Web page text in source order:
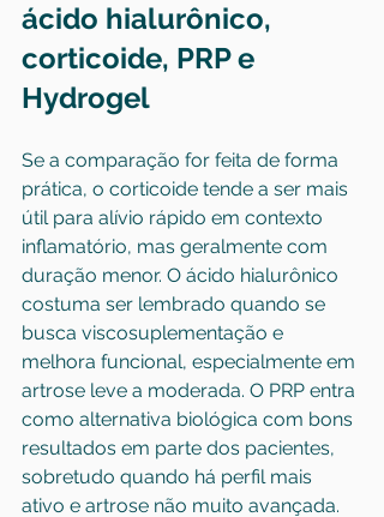
ácido hialurônico,
corticoide, PRP e
Hydrogel
Se a comparação for feita de forma
prática, o corticoide tende a ser mais
útil para alívio rápido em contexto
inflamatório, mas geralmente com
duração menor. O ácido hialurônico
costuma ser lembrado quando se
busca viscosuplementação e
melhora funcional, especialmente em
artrose leve a moderada. O PRP entra
como alternativa biológica com bons
resultados em parte dos pacientes,
sobretudo quando há perfil mais
ativo e artrose não muito avançada.